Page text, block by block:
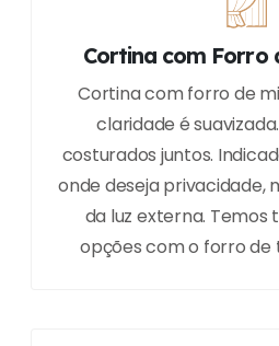
Cortina com Forro
Cortina com forro de
claridade é
costurados juntos.
onde deseja privacidade,
da luz externa.
opções com o forro de